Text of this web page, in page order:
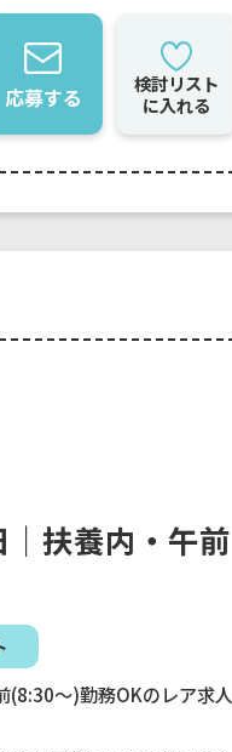
応募する
検討リスト
に入れる
扶養内・午前
～)勤務OKのレア求人